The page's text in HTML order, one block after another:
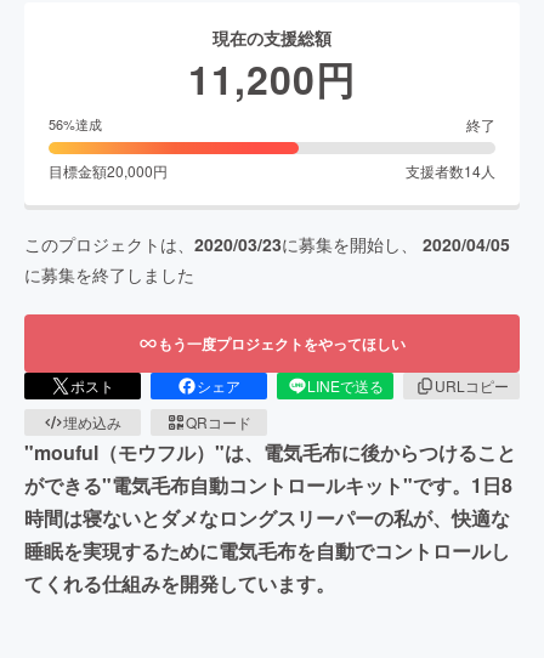
現在の支援総額
11,200円
56%達成 終了
目標金額20,000円 支援者数14人
このプロジェクトは、 2020/03/23に募集を開始し、 2020/04/05
に募集を終了しました
もう一度プロジェクトをやってほしい
ポスト シェア LINEで送る
URLコピー
埋め込み
QRコード
"mouful（モウフル）"は、電気毛布に後からつけること
ができる"電気毛布自動コントロールキット"です。1日8
時間は寝ないとダメなロングスリーパーの私が、快適な
睡眠を実現するために電気毛布を自動でコントロールし
てくれる仕組みを開発しています。